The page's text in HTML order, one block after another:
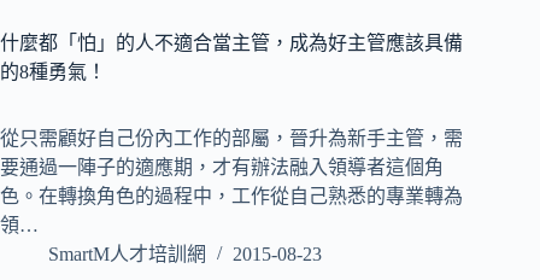
什麼都「怕」的人不適合當主管，成為好主管應該具備
的8種勇氣！
從只需顧好自己份內工作的部屬，晉升為新手主管，需
要通過一陣子的適應期，才有辦法融入領導者這個角
色。在轉換角色的過程中，工作從自己熟悉的專業轉為
領…
SmartM人才培訓網
2015-08-23